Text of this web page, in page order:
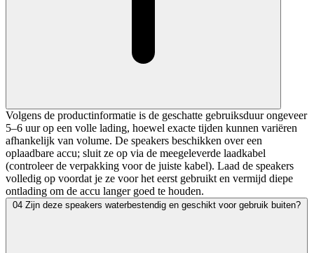
Volgens de productinformatie is de geschatte gebruiksduur ongeveer
5–6 uur op een volle lading, hoewel exacte tijden kunnen variëren
afhankelijk van volume. De speakers beschikken over een
oplaadbare accu; sluit ze op via de meegeleverde laadkabel
(controleer de verpakking voor de juiste kabel). Laad de speakers
volledig op voordat je ze voor het eerst gebruikt en vermijd diepe
ontlading om de accu langer goed te houden.
04 Zijn deze speakers waterbestendig en geschikt voor gebruik buiten?